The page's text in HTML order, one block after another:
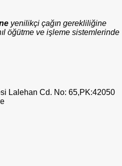
yenilikçi çağın gerekliliğine
öğütme ve işleme sistemlerinde
Lalehan Cd. No: 65,PK:42050